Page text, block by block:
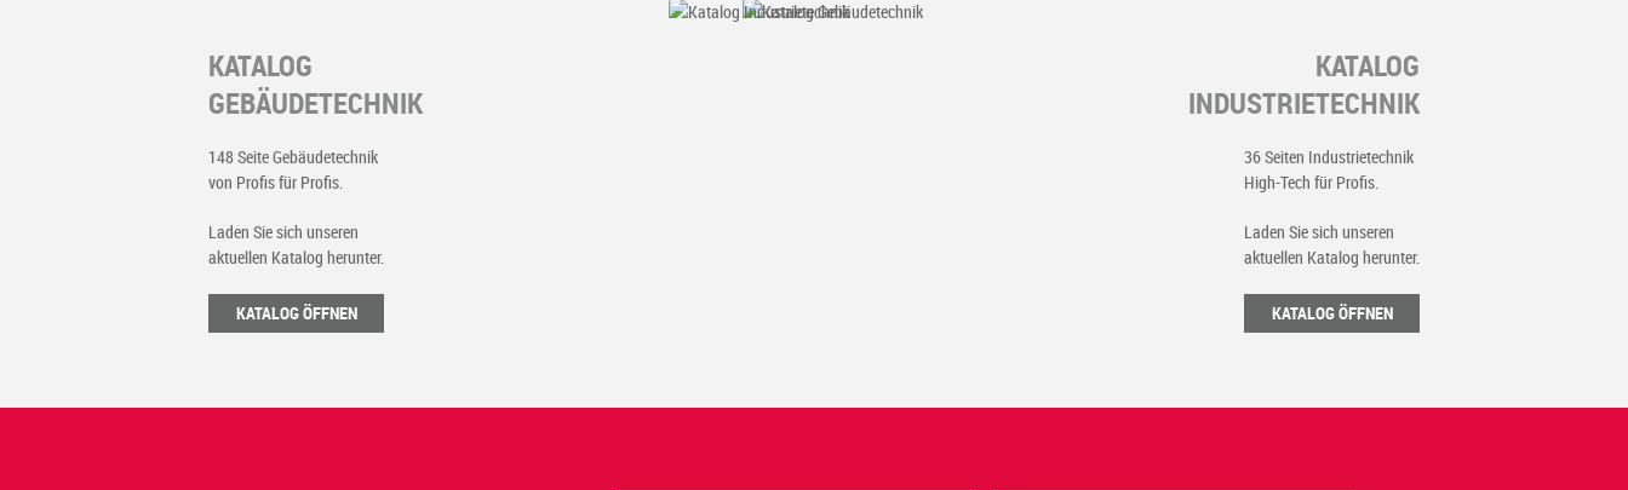
KATALOG
GEBÄUDETECHNIK
148 Seite Gebäudetechnik
von Profis für Profis.
Laden Sie sich unseren
aktuellen Katalog herunter.
KATALOG ÖFFNEN
KATALOG
INDUSTRIETECHNIK
36 Seiten Industrietechnik
High-Tech für Profis.
Laden Sie sich unseren
aktuellen Katalog herunter.
KATALOG ÖFFNEN